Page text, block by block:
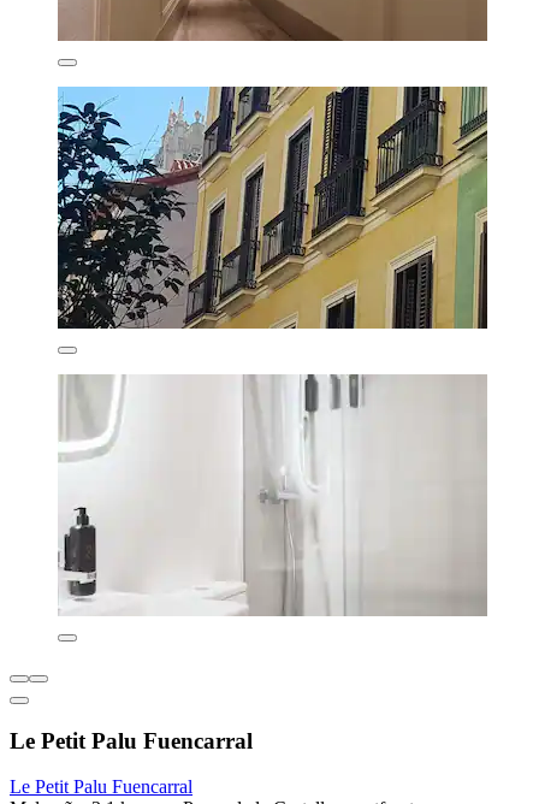
Le Petit Palu Fuencarral
Le Petit Palu Fuencarral